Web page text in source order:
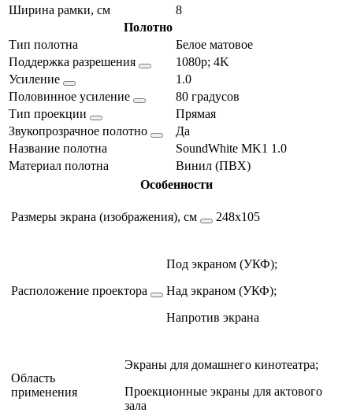
Ширина рамки, см
8
Полотно
Тип полотна
Белое матовое
Поддержка разрешения
1080p; 4K
Усиление
1.0
Половинное усиление
80 градусов
Тип проекции
Прямая
Звукопрозрачное полотно
Да
Название полотна
SoundWhite MK1 1.0
Материал полотна
Винил (ПВХ)
Особенности
Размеры экрана (изображения), см 248х105
Расположение проектора
Под экраном (УКФ);
Над экраном (УКФ);
Напротив экрана
Область
применения
Экраны для домашнего кинотеатра;
Проекционные экраны для актового
зала